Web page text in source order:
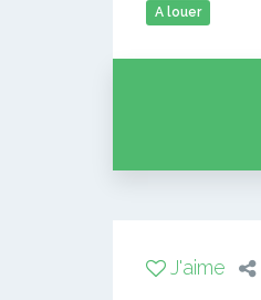
A louer
J'aime